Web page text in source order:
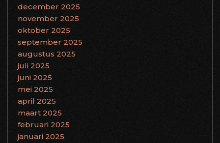
december 2025
november 2025
oktober 2025
september 2025
augustus 2025
juli 2025
juni 2025
mei 2025
april 2025
maart 2025
februari 2025
januari 2025